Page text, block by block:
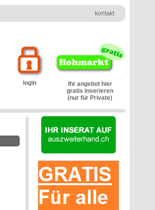
kontakt
login
Ihr angebot hier
gratis inserieren
(nur für Private)